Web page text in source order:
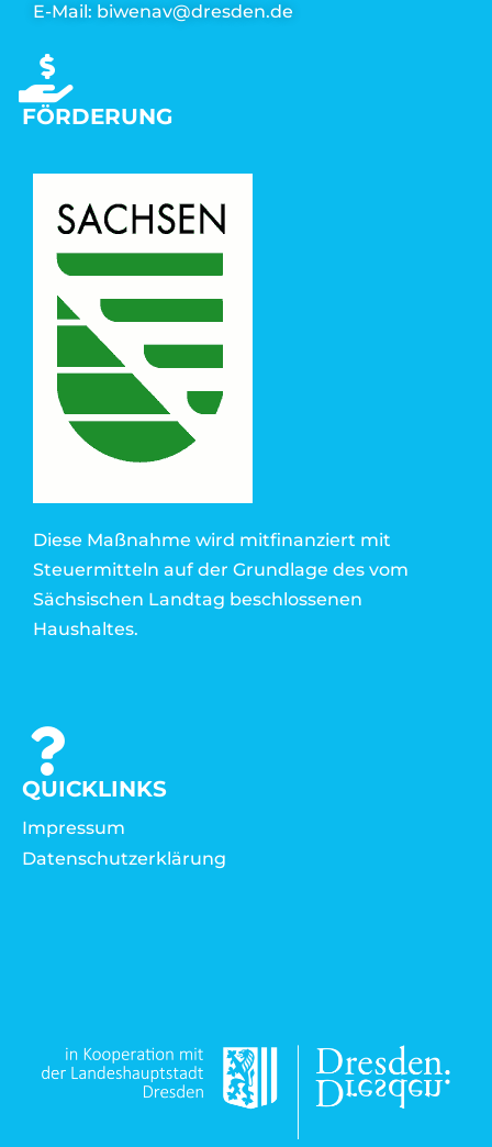
E-Mail: biwenav@dresden.de
FÖRDERUNG
Diese Maßnahme wird mitfinanziert mit
Steuermitteln auf der Grundlage des vom
Sächsischen Landtag beschlossenen
Haushaltes.
QUICKLINKS
Impressum
Datenschutzerklärung